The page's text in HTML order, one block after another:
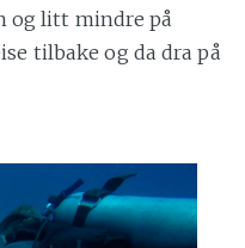
og litt mindre på
tilbake og da dra på